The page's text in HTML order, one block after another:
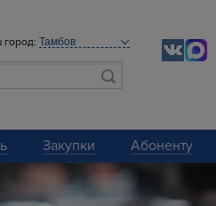
город:
Закупки Абоненту